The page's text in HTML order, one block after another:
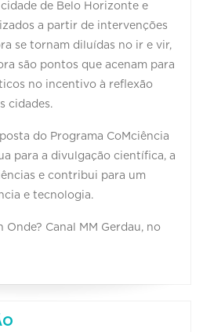
de Belo Horizonte e
a partir de intervenções
se tornam diluídas no ir e vir,
são pontos que acenam para
no incentivo à reflexão
cidades.
do Programa CoMciência
para a divulgação científica, a
e contribui para um
e tecnologia.⁣
Onde? Canal MM Gerdau, no